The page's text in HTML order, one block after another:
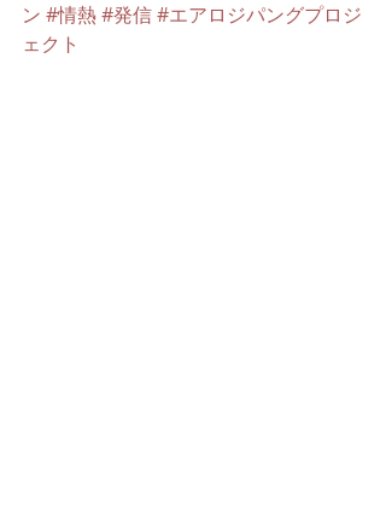
ン #情熱#発信#エアロジパングプロジ
ェクト